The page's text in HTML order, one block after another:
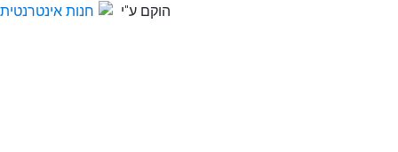
הוקם ע"י חנות אינטרנטית